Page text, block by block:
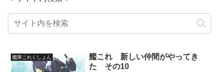
艦隊これくしょん
艦これ 新しい仲間がやってき
た その10